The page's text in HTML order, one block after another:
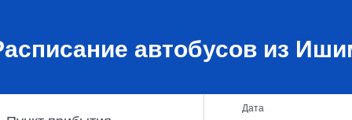
автобусов из
Дата